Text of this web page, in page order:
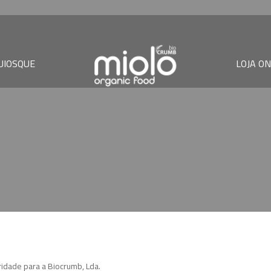
LOJA
para a Biocrumb, Lda.